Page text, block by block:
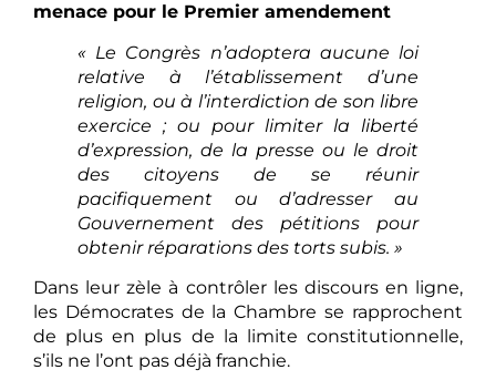
menace pour le Premier amendement
« Le Congrès n’adoptera aucune loi
relative à l’établissement d’une
religion, ou à l’interdiction de son libre
exercice ; ou pour limiter la liberté
d’expression, de la presse ou le droit
des citoyens de se réunir
pacifiquement ou d’adresser au
Gouvernement des pétitions pour
obtenir réparations des torts subis. »
Dans leur zèle à contrôler les discours en ligne,
les Démocrates de la Chambre se rapprochent
de plus en plus de la limite constitutionnelle,
s’ils ne l’ont pas déjà franchie.